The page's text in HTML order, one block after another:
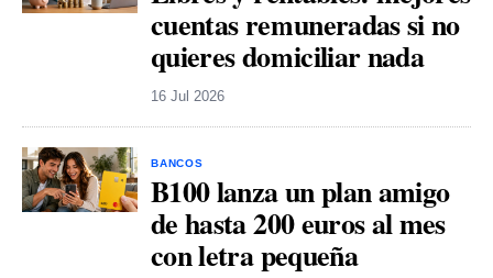
cuentas remuneradas si no
quieres domiciliar nada
16 Jul 2026
BANCOS
B100 lanza un plan amigo
de hasta 200 euros al mes
con letra pequeña